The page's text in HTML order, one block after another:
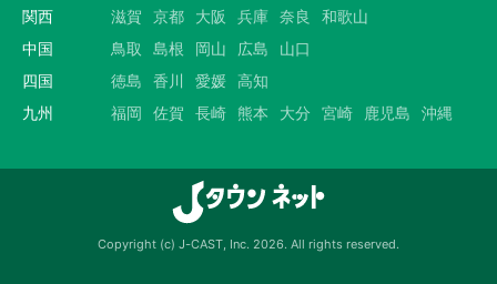
関西
滋賀 京都 大阪 兵庫 奈良
和歌山
中国
鳥取 島根 岡山 広島
山口
四国
徳島 香川 愛媛 高知
九州
福岡 佐賀 長崎 熊本 大分 宮崎 鹿児島 沖縄
Copyright (c) J-CAST, Inc. 2026. All rights reserved.